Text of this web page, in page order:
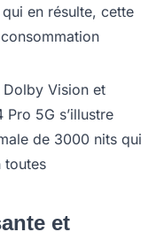
en résulte, cette
Vision et
Pro 5G s’illustre
de 3000 nits qui
toutes
et